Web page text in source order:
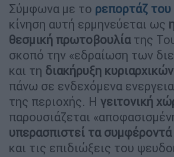
Σύμφωνα με το ρεπορτάζ
κίνηση αυτή ερμηνεύεται ως
θεσμική πρωτοβουλίατης
σκοπό την «εδραίωση των
και τη διακήρυξη
πάνω σε ενδεχόμενα
της περιοχής. Η γειτονική
παρουσιάζεται
υπερασπιστεί τα
και τις επιδιώξεις του